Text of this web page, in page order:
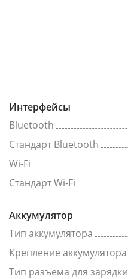
Интерфейсы
Bluetooth
Стандарт Bluetooth
Wi-Fi
Стандарт Wi-Fi
Аккумулятор
Тип аккумулятора
Крепление аккумулятора
Тип разъема для зарядки